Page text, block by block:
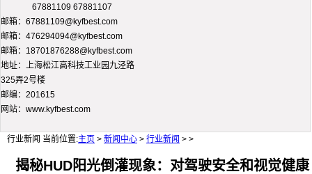
67881109 67881107
邮箱：67881109@kyfbest.com
邮箱：476294094@kyfbest.com
邮箱：18701876288@kyfbest.com
地址：上海松江高科技工业园九泾路
325弄2号楼
邮编：201615
网站：www.kyfbest.com
行业新闻 当前位置:主页 > 新闻中心 > 行业新闻 > >
揭秘HUD阳光倒灌现象：对驾驶安全和视觉健康